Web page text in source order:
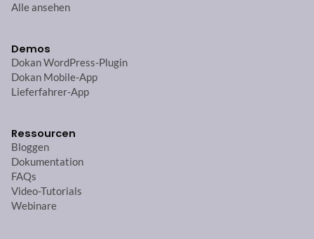
Alle ansehen
Demos
Dokan WordPress-Plugin
Dokan Mobile-App
Lieferfahrer-App
Ressourcen
Bloggen
Dokumentation
FAQs
Video-Tutorials
Webinare